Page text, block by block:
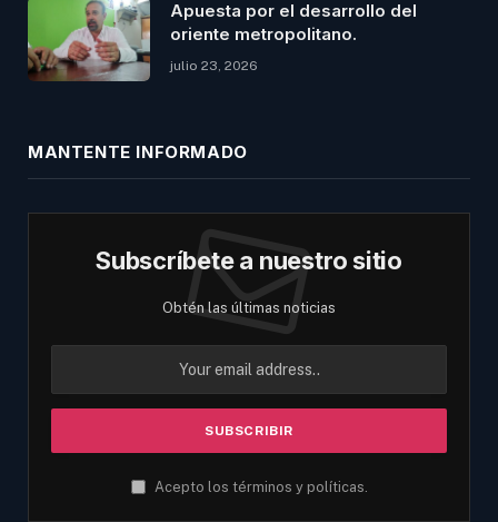
Apuesta por el desarrollo del
oriente metropolitano.
julio 23, 2026
MANTENTE INFORMADO
Subscríbete a nuestro sitio
Obtén las últimas noticias
Acepto los términos y políticas.